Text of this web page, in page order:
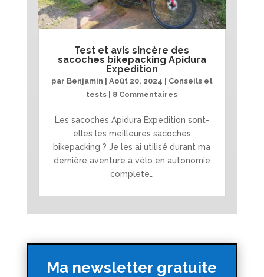
Test et avis sincère des
sacoches bikepacking Apidura
Expedition
par Benjamin Août 20, 2024
Conseils et
tests | 8 Commentaires
Les sacoches Apidura Expedition sont-
elles les meilleures sacoches
bikepacking ? Je les ai utilisé durant ma
dernière aventure à vélo en autonomie
complète…
Ma newsletter gratuite